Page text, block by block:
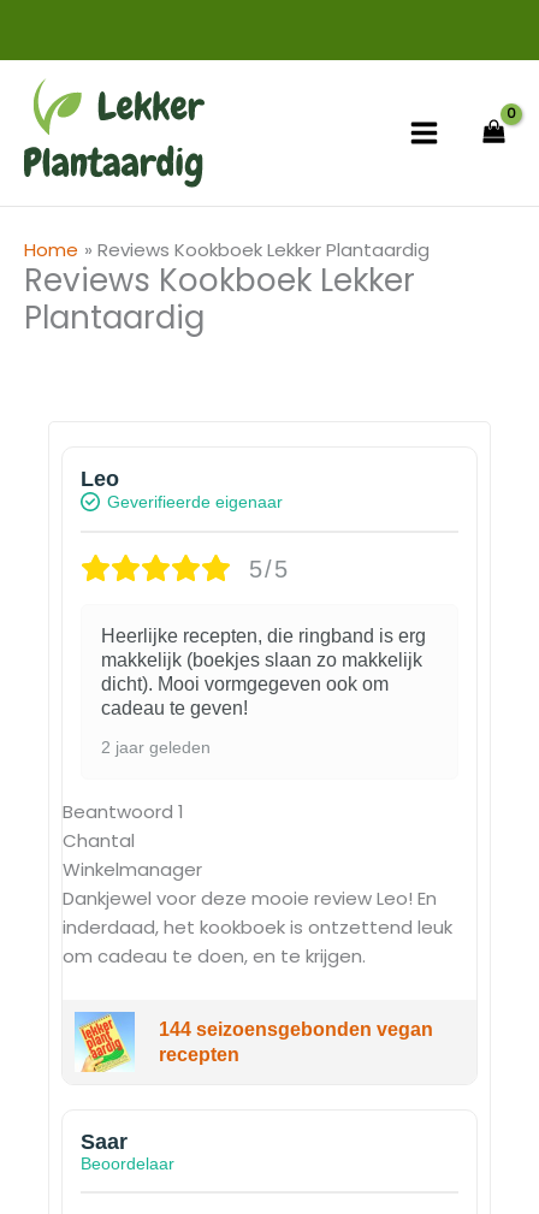
inhoud
Home Reviews Kookboek Lekker Plantaardig
Reviews Kookboek Lekker
Plantaardig
Leo
Geverifieerde eigenaar
5/5
Heerlijke recepten, die ringband is erg
makkelijk (boekjes slaan zo makkelijk
dicht). Mooi vormgegeven ook om
cadeau te geven!
2 jaar geleden
Beantwoord 1
Chantal
Winkelmanager
Dankjewel voor deze mooie review Leo! En
inderdaad, het kookboek is ontzettend leuk
om cadeau te doen, en te krijgen.
144 seizoensgebonden vegan
recepten
Saar
Beoordelaar